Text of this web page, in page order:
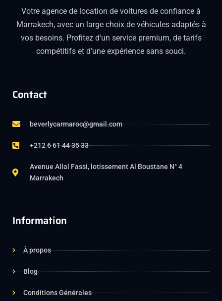
Votre agence de location de voitures de confiance à
Marrakech, avec un large choix de véhicules adaptés à
vos besoins. Profitez d'un service premium, de tarifs
compétitifs et d'une expérience sans souci.
Contact
beverlycarmaroc@gmail.com
+212 6 61 44 35 33
Avenue Allal Fassi, lotissement Al Boustane N° 4
Marrakech
Information
À propos
Blog
Conditions Générales